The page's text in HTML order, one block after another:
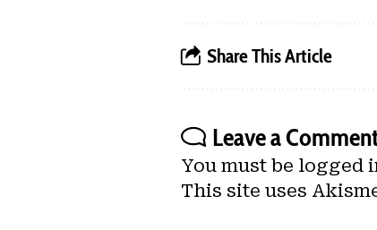
Share This Article
Leave a
You must be logged
This site uses